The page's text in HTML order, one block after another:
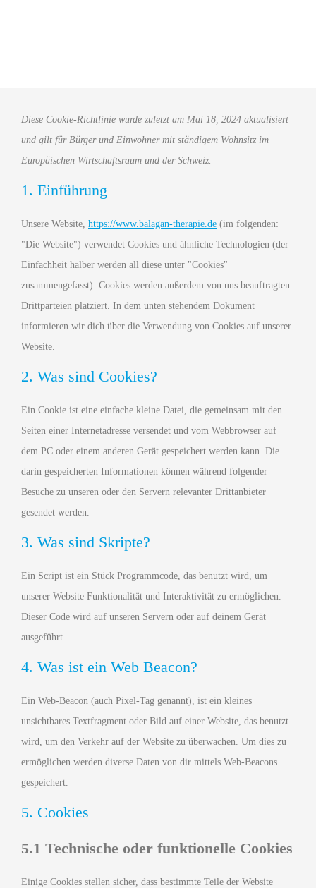
Diese Cookie-Richtlinie wurde zuletzt am Mai 18, 2024 aktualisiert
und gilt für Bürger und Einwohner mit ständigem Wohnsitz im
Europäischen Wirtschaftsraum und der Schweiz.
1. Einführung
Unsere Website, https://www.balagan-therapie.de (im folgenden:
"Die Website") verwendet Cookies und ähnliche Technologien (der
Einfachheit halber werden all diese unter "Cookies"
zusammengefasst). Cookies werden außerdem von uns beauftragten
Drittparteien platziert. In dem unten stehendem Dokument
informieren wir dich über die Verwendung von Cookies auf unserer
Website.
2. Was sind Cookies?
Ein Cookie ist eine einfache kleine Datei, die gemeinsam mit den
Seiten einer Internetadresse versendet und vom Webbrowser auf
dem PC oder einem anderen Gerät gespeichert werden kann. Die
darin gespeicherten Informationen können während folgender
Besuche zu unseren oder den Servern relevanter Drittanbieter
gesendet werden.
3. Was sind Skripte?
Ein Script ist ein Stück Programmcode, das benutzt wird, um
unserer Website Funktionalität und Interaktivität zu ermöglichen.
Dieser Code wird auf unseren Servern oder auf deinem Gerät
ausgeführt.
4. Was ist ein Web Beacon?
Ein Web-Beacon (auch Pixel-Tag genannt), ist ein kleines
unsichtbares Textfragment oder Bild auf einer Website, das benutzt
wird, um den Verkehr auf der Website zu überwachen. Um dies zu
ermöglichen werden diverse Daten von dir mittels Web-Beacons
gespeichert.
5. Cookies
5.1 Technische oder funktionelle Cookies
Einige Cookies stellen sicher, dass bestimmte Teile der Website